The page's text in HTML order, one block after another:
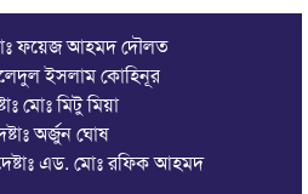
পাবে ৫ লাখ টাকা
পথচারীসহ ২ জনের মৃত্যু
গ্রেপ্তার করেছে ডিবি
শিশুসহ ৯ জনের মৃত্যু
ফয়েজ আহমদ দৌলত
ইসলাম কোহিনূর
মোঃ মিটু মিয়া
অর্জুন ঘোষ
এড. মোঃ রফিক আহমদ